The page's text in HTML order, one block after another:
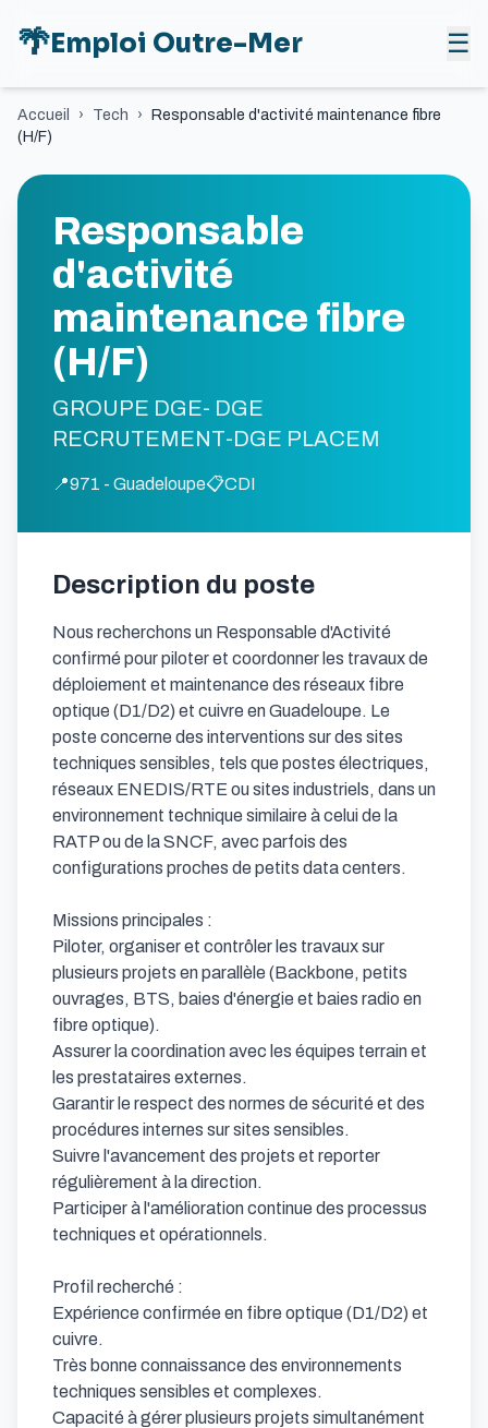
🌴Emploi Outre-Mer ☰
Accueil › Tech ›
Responsable d'activité maintenance fibre
(H/F)
Responsable
d'activité
maintenance fibre
(H/F)
GROUPE DGE- DGE
RECRUTEMENT-DGE PLACEM
📍971 - Guadeloupe📋CDI
Description du poste
Nous recherchons un Responsable d'Activité
confirmé pour piloter et coordonner les travaux de
déploiement et maintenance des réseaux fibre
optique (D1/D2) et cuivre en Guadeloupe. Le
poste concerne des interventions sur des sites
techniques sensibles, tels que postes électriques,
réseaux ENEDIS/RTE ou sites industriels, dans un
environnement technique similaire à celui de la
RATP ou de la SNCF, avec parfois des
configurations proches de petits data centers.
Missions principales :
Piloter, organiser et contrôler les travaux sur
plusieurs projets en parallèle (Backbone, petits
ouvrages, BTS, baies d'énergie et baies radio en
fibre optique).
Assurer la coordination avec les équipes terrain et
les prestataires externes.
Garantir le respect des normes de sécurité et des
procédures internes sur sites sensibles.
Suivre l'avancement des projets et reporter
régulièrement à la direction.
Participer à l'amélioration continue des processus
techniques et opérationnels.
Profil recherché :
Expérience confirmée en fibre optique (D1/D2) et
cuivre.
Très bonne connaissance des environnements
techniques sensibles et complexes.
Capacité à gérer plusieurs projets simultanément